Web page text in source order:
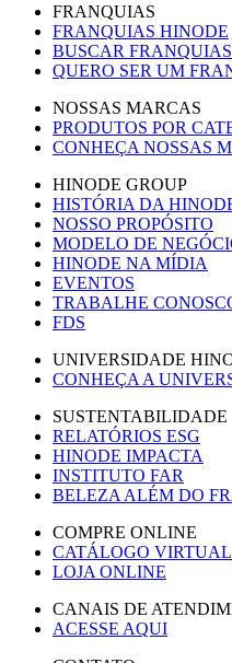
FRANQUIAS
FRANQUIAS HINODE
BUSCAR FRANQUIAS
QUERO SER UM
NOSSAS MARCAS
PRODUTOS POR
CONHEÇA NOSSAS
HINODE GROUP
HISTÓRIA DA
NOSSO PROPÓSITO
MODELO DE
HINODE NA MÍDIA
EVENTOS
TRABALHE
FDS
UNIVERSIDADE
CONHEÇA A
SUSTENTABILIDADE
RELATÓRIOS ESG
HINODE IMPACTA
INSTITUTO FAR
BELEZA ALÉM DO
COMPRE ONLINE
CATÁLOGO VIRTUAL
LOJA ONLINE
CANAIS DE
ACESSE AQUI